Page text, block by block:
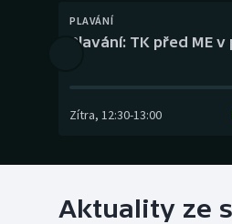
PLAVÁNÍ
Plavání: TK před ME
Zítra, 12:30-13:00
Aktuality ze